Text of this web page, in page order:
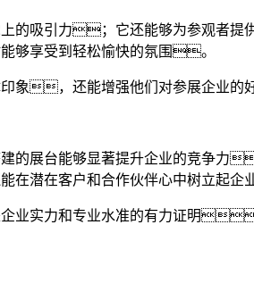
的吸引力；它还能够为参观
够享受到轻松愉快的氛围。
印象，还能增强他们对参展企
的展台能够显著提升企业的竞争
潜在客户和合作伙伴心中树立起
业实力和专业水准的有力证明